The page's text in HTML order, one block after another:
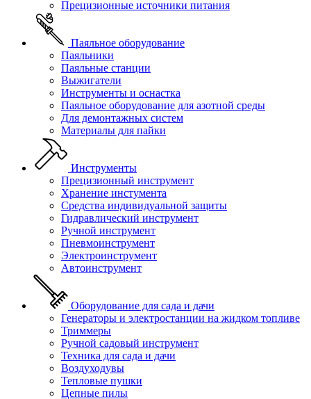
Прецизионные источники питания
Паяльное оборудование
Паяльники
Паяльные станции
Выжигатели
Инструменты и оснастка
Паяльное оборудование для азотной среды
Для демонтажных систем
Материалы для пайки
Инструменты
Прецизионный инструмент
Хранение инстумента
Средства индивидуальной защиты
Гидравлический инструмент
Ручной инструмент
Пневмоинструмент
Электроинструмент
Автоинструмент
Оборудование для сада и дачи
Генераторы и электростанции на жидком топливе
Триммеры
Ручной садовый инструмент
Техника для сада и дачи
Воздуходувы
Тепловые пушки
Цепные пилы